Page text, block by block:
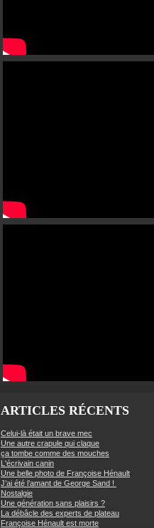
ARTICLES RÉCENTS
Celui-là était un brave mec
Une autre crapule qui claque
ça tombe comme des mouches
L'écrivain canin
Une belle photo de Françoise Hénault
J’ai été l’amant de George Sand !
Nostalgie
Une génération sans plaisirs ?
La débâcle des experts de plateau
Françoise Hénault est morte